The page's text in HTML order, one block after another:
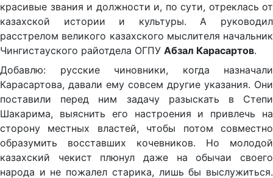
красивые звания и должности и, по сути, отреклась от
казахской истории и культуры. А руководил
расстрелом великого казахского мыслителя начальник
Чингистауского райотдела ОГПУ Абзал Карасартов.
Добавлю: русские чиновники, когда назначали
Карасартова, давали ему совсем другие указания. Они
поставили перед ним задачу разыскать в Степи
Шакарима, выяснить его настроения и привлечь на
сторону местных властей, чтобы потом совместно
образумить восставших кочевников. Но молодой
казахский чекист плюнул даже на обычаи своего
народа и не пожалел старика, лишь бы выслужиться.